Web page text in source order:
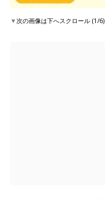
▼次の画像は下へスクロール (1/6)